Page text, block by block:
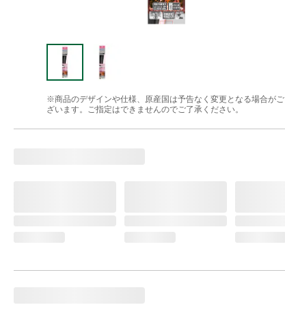
※商品のデザインや仕様、原産国は予告なく変更となる場合がご
ざいます。ご指定はできませんのでご了承ください。